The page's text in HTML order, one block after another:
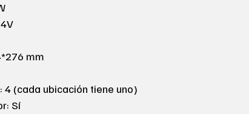
mm
4 (cada ubicación tiene uno)
Sí